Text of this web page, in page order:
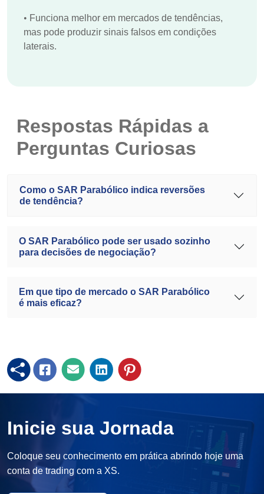
• Funciona melhor em mercados de tendências,
mas pode produzir sinais falsos em condições
laterais.
Respostas Rápidas a
Perguntas Curiosas
Como o SAR Parabólico indica reversões
de tendência?
O SAR Parabólico pode ser usado sozinho
para decisões de negociação?
Em que tipo de mercado o SAR Parabólico
é mais eficaz?
Inicie sua Jornada
Coloque seu conhecimento em prática abrindo hoje uma
conta de trading com a XS.